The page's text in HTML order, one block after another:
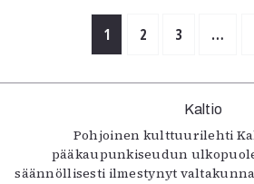
1 2 3 …
Kaltio
Pohjoinen kulttuurilehti
pääkaupunkiseudun
säännöllisesti ilmestynyt